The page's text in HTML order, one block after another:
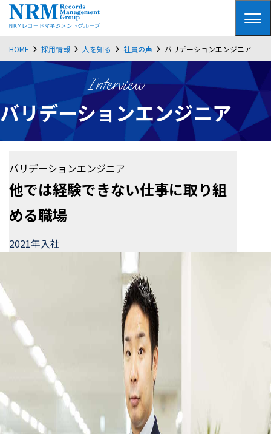
HOME 採用情報 人を知る 社員の声 バリデーションエンジニア
Interview
バリデーションエンジニア
バリデーションエンジニア
他では経験できない仕事に取り組
める職場
2021年入社